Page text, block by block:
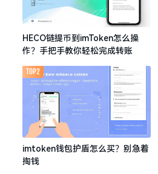
HECO链提币到imToken怎么操
作？手把手教你轻松完成转账
imtoken钱包护盾怎么买？别急着
掏钱
TOP2